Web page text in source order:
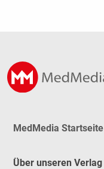
MedMedia Startseite
Über unseren Verlag